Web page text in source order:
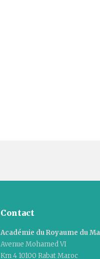
Contact
Académie du Royaume du
Avenue Mohamed VI
Km 4 10100 Rabat Maroc